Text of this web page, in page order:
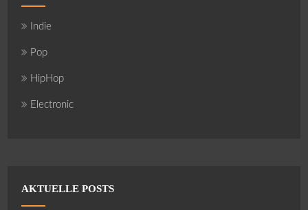
Indie
Pop
HipHop
Electronic
AKTUELLE POSTS